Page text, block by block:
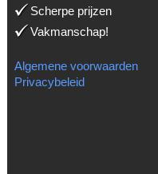
Scherpe prijzen
Vakmanschap!
Algemene voorwaarden
Privacybeleid